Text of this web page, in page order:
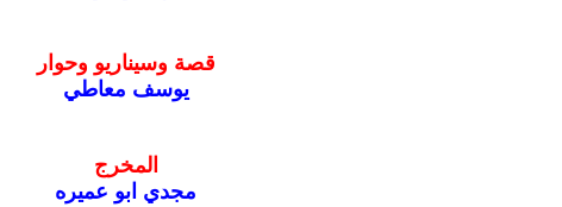
قصة وسيناريو وحوار
يوسف معاطي
المخرج
مجدي ابو عميره